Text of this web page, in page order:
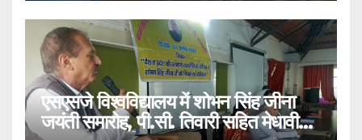
एसएसजे विश्वविद्यालय में शोभन सिंह जीना
जयंती समारोह, पी.सी. तिवारी सहित मेधावी